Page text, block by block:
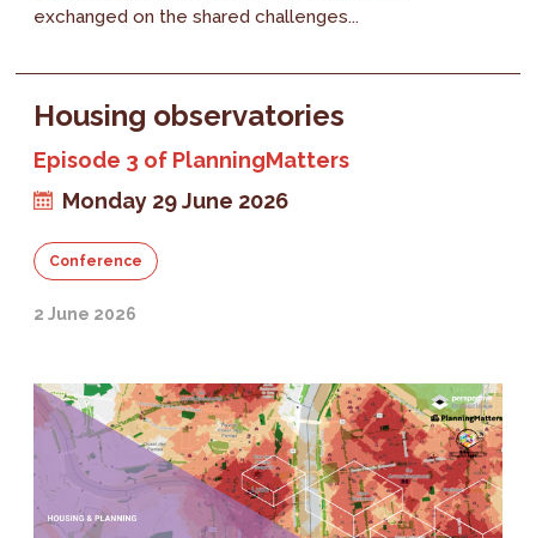
exchanged on the shared challenges...
Housing observatories
Episode 3 of PlanningMatters
Monday 29 June 2026
Conference
2 June 2026